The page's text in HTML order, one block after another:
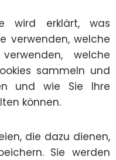
wird erklärt, was
verwenden, welche
welche
sammeln und
und wie Sie Ihre
können.
die dazu dienen,
Sie werden